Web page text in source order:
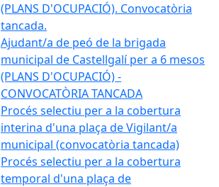
(PLANS D'OCUPACIÓ). Convocatòria
tancada.
Ajudant/a de peó de la brigada
municipal de Castellgalí per a 6 mesos
(PLANS D'OCUPACIÓ) -
CONVOCATÒRIA TANCADA
Procés selectiu per a la cobertura
interina d'una plaça de Vigilant/a
municipal (convocatòria tancada)
Procés selectiu per a la cobertura
temporal d'una plaça de